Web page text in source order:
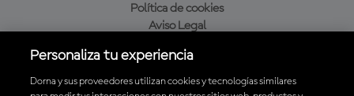
Política de cookies
Aviso Legal
Política de compra
Personaliza tu experiencia
Dorna y sus proveedores utilizan cookies y tecnologías similares